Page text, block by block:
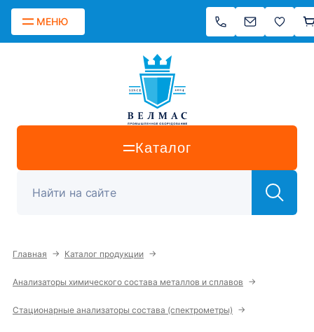
МЕНЮ
Каталог
Главная → Каталог продукции →
Анализаторы химического состава металлов и сплавов →
Стационарные анализаторы состава (спектрометры) →